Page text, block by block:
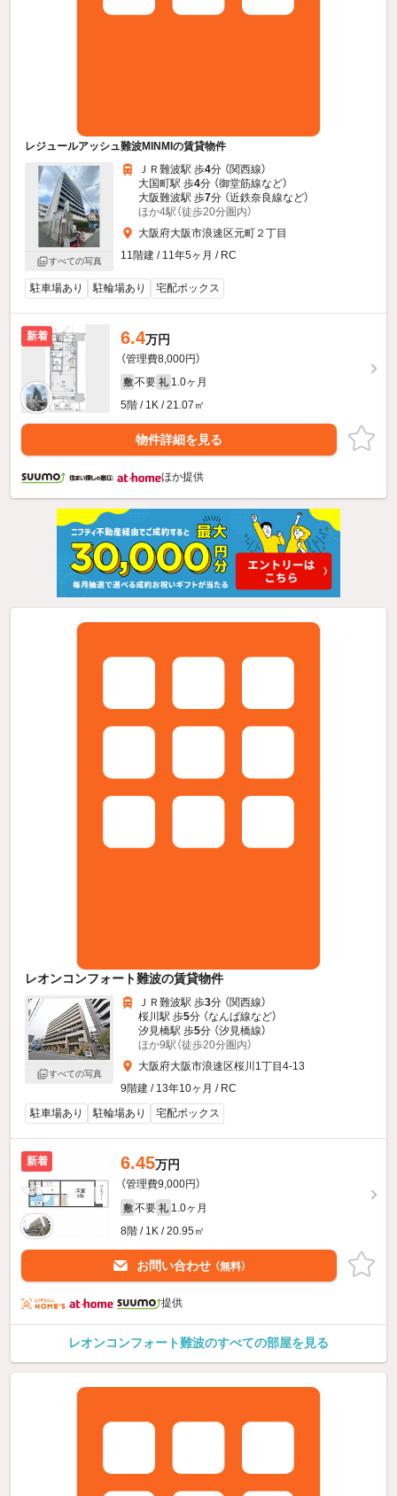
レジュールアッシュ難波MINMIの賃貸物件
すべての写真
ＪＲ難波駅 歩4分 （関西線）
大国町駅 歩4分 （御堂筋線など）
大阪難波駅 歩7分 （近鉄奈良線など）
ほか4駅（徒歩20分圏内）
大阪府大阪市浪速区元町２丁目
11階建 / 11年5ヶ月 / RC
駐車場あり 駐輪場あり 宅配ボックス
新着 6.4万円
（管理費8,000円）
敷 不要 礼 1.0ヶ月
5階 / 1K / 21.07㎡
物件詳細を見る
ほか提供
レオンコンフォート難波の賃貸物件
すべての写真
ＪＲ難波駅 歩3分 （関西線）
桜川駅 歩5分 （なんば線など）
汐見橋駅 歩5分 （汐見橋線）
ほか9駅（徒歩20分圏内）
大阪府大阪市浪速区桜川1丁目4-13
9階建 / 13年10ヶ月 / RC
駐車場あり
駐輪場あり 宅配ボックス
新着 6.45万円
（管理費9,000円）
敷 不要 礼 1.0ヶ月
8階 / 1K / 20.95㎡
お問い合わせ （無料）
提供
レオンコンフォート難波のすべての部屋を見る